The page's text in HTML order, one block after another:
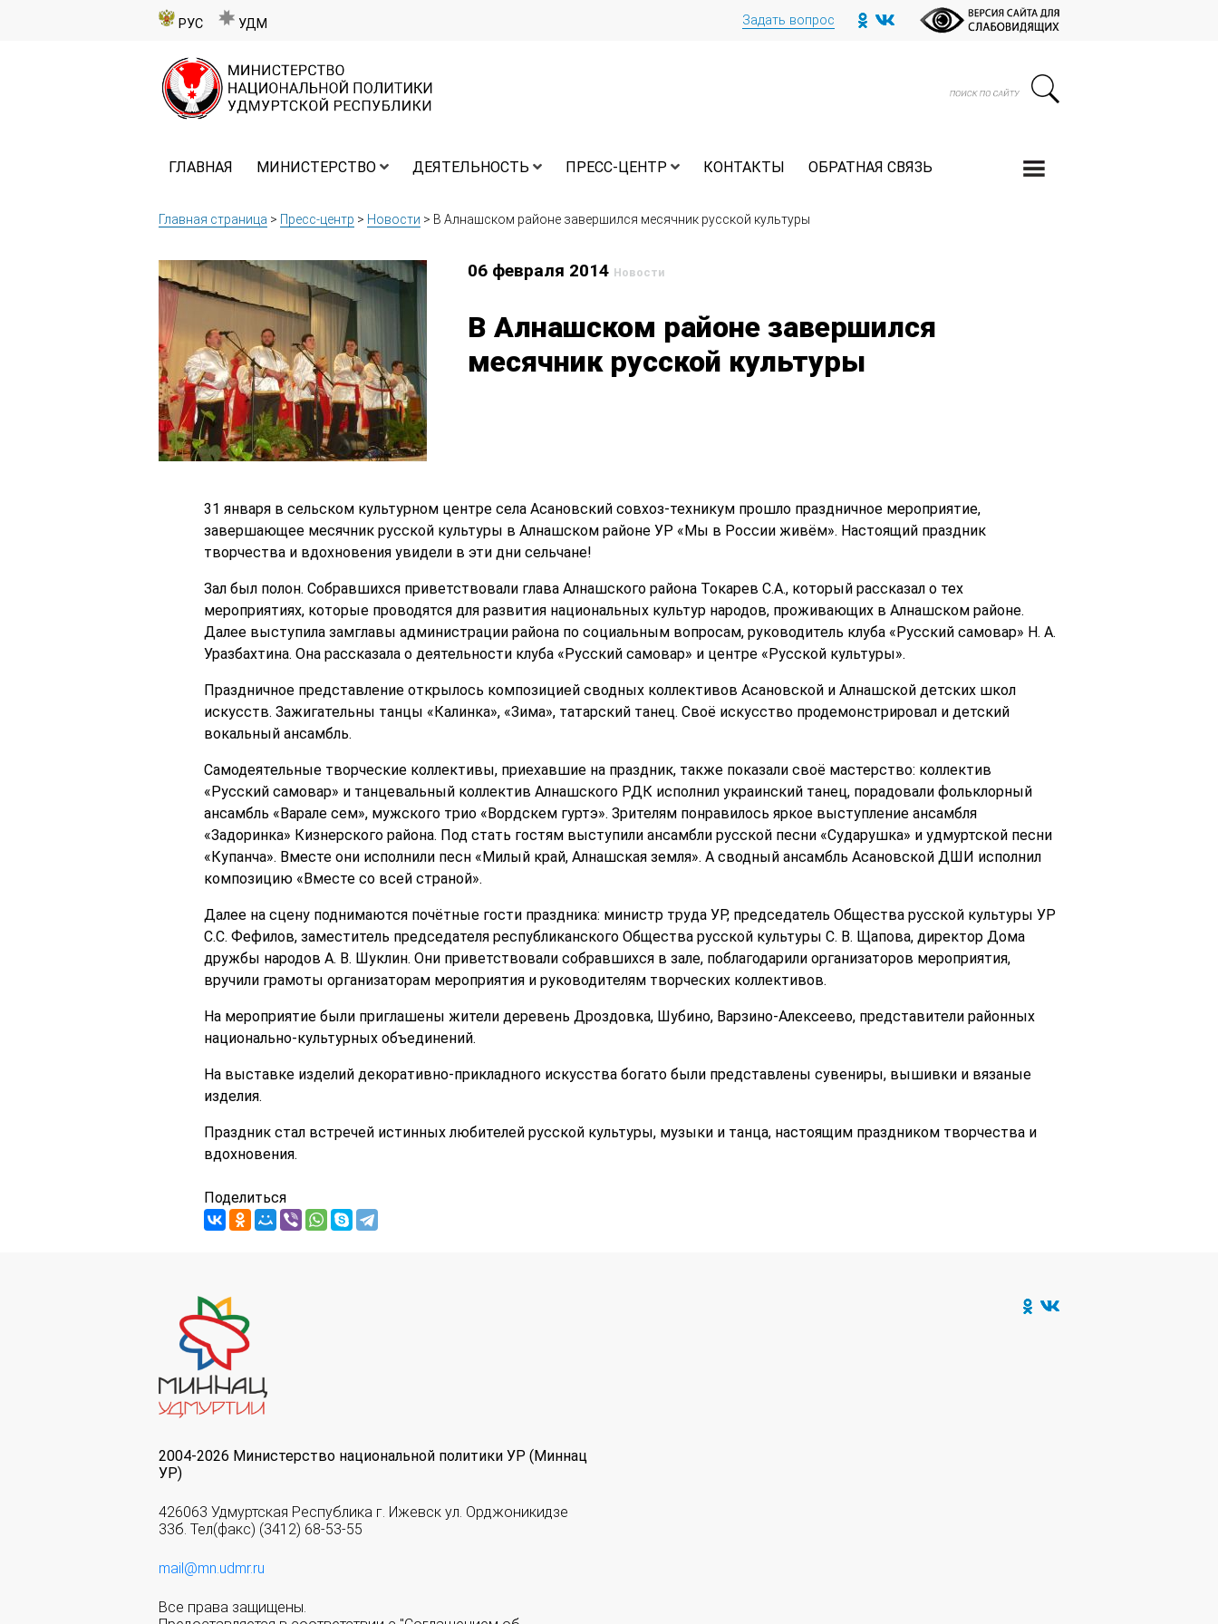
РУС УДМ Задать вопрос
ГЛАВНАЯ МИНИСТЕРСТВО ДЕЯТЕЛЬНОСТЬ ПРЕСС-ЦЕНТР КОНТАКТЫ ОБРАТНАЯ СВЯЗЬ
Главная страница > Пресс-центр > Новости > В Алнашском районе завершился месячник русской культуры
06 февраля 2014 Новости
В Алнашском районе завершился
месячник русской культуры
31 января в сельском культурном центре села Асановский совхоз-техникум прошло праздничное мероприятие,
завершающее месячник русской культуры в Алнашском районе УР «Мы в России живём». Настоящий праздник
творчества и вдохновения увидели в эти дни сельчане!
Зал был полон. Собравшихся приветствовали глава Алнашского района Токарев С.А., который рассказал о тех
мероприятиях, которые проводятся для развития национальных культур народов, проживающих в Алнашском районе.
Далее выступила замглавы администрации района по социальным вопросам, руководитель клуба «Русский самовар» Н. А.
Уразбахтина. Она рассказала о деятельности клуба «Русский самовар» и центре «Русской культуры».
Праздничное представление открылось композицией сводных коллективов Асановской и Алнашской детских школ
искусств. Зажигательны танцы «Калинка», «Зима», татарский танец. Своё искусство продемонстрировал и детский
вокальный ансамбль.
Самодеятельные творческие коллективы, приехавшие на праздник, также показали своё мастерство: коллектив
«Русский самовар» и танцевальный коллектив Алнашского РДК исполнил украинский танец, порадовали фольклорный
ансамбль «Варале сем», мужского трио «Вордскем гуртэ». Зрителям понравилось яркое выступление ансамбля
«Задоринка» Кизнерского района. Под стать гостям выступили ансамбли русской песни «Сударушка» и удмуртской песни
«Купанча». Вместе они исполнили песн «Милый край, Алнашская земля». А сводный ансамбль Асановской ДШИ исполнил
композицию «Вместе со всей страной».
Далее на сцену поднимаются почётные гости праздника: министр труда УР, председатель Общества русской культуры УР
С.С. Фефилов, заместитель председателя республиканского Общества русской культуры С. В. Щапова, директор Дома
дружбы народов А. В. Шуклин. Они приветствовали собравшихся в зале, поблагодарили организаторов мероприятия,
вручили грамоты организаторам мероприятия и руководителям творческих коллективов.
На мероприятие были приглашены жители деревень Дроздовка, Шубино, Варзино-Алексеево, представители районных
национально-культурных объединений.
На выставке изделий декоративно-прикладного искусства богато были представлены сувениры, вышивки и вязаные
изделия.
Праздник стал встречей истинных любителей русской культуры, музыки и танца, настоящим праздником творчества и
вдохновения.
Поделиться
2004-2026 Министерство национальной политики УР (Миннац
УР)
426063 Удмуртская Республика г. Ижевск ул. Орджоникидзе
33б. Тел(факс) (3412) 68-53-55
mail@mn.udmr.ru
Все права защищены.